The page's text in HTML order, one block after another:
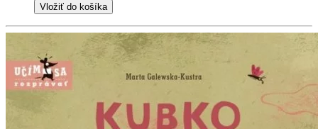
Vložiť do košíka